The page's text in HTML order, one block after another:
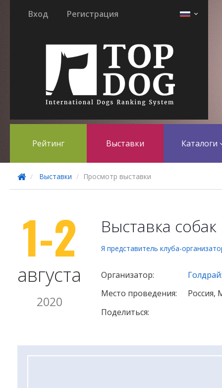
Вход Регистрация
Рейтинг Выставки Каталоги
Выставки Просмотр выставки
1-2
августа
2020
Выставка
Я представитель клуба-
Организатор:
Место проведения:
Россия,
Поделиться: